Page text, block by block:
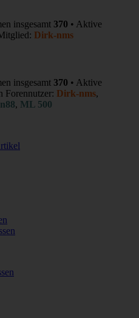
insgesamt 370 • Aktive
Dirk-nms
insgesamt 370 • Aktive
Forennutzer: Dirk-nms,
, ML 500